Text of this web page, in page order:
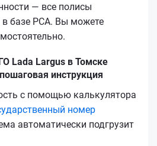
— все полисы
в базе РСА. Вы можете
Lada Largus в Томске
инструкция
с помощью калькулятора
номер
автоматически подгрузит